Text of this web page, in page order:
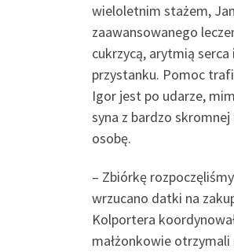
wieloletnim stażem,
zaawansowanego
cukrzycą, arytmią
przystanku. Pomoc
Igor jest po udarze,
syna z bardzo
osobę.
– Zbiórkę
wrzucano datki na
Kolportera
małżonkowie otrzymali